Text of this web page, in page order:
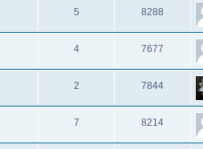
5 8288
4 7677
2 7844
7 8214